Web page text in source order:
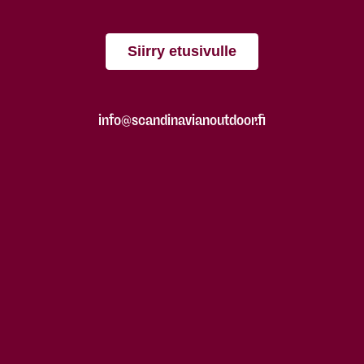
Siirry etusivulle
info@scandinavianoutdoor.fi